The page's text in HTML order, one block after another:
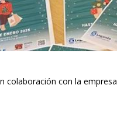
colaboración con la